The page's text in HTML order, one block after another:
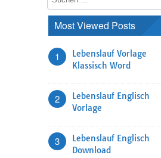
Most Viewed Posts
1
Lebenslauf Vorlage
Klassisch Word
2
Lebenslauf Englisch
Vorlage
3
Lebenslauf Englisch
Download